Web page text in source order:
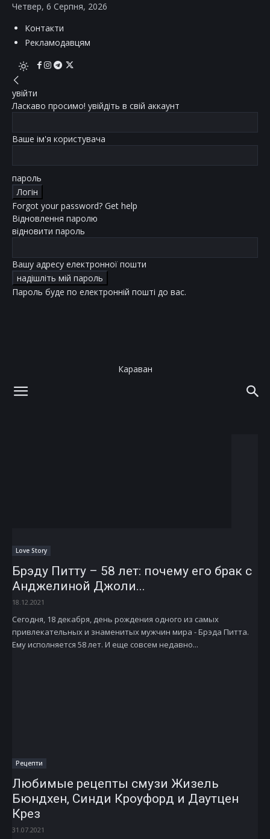
Четвер, 6 Серпня, 2026
Контакти
Рекламодавцям
увійти
Ласкаво просимо! увійдіть в свій аккаунт
Ваше ім'я користувача
пароль
Forgot your password? Get help
Відновлення паролю
відновити пароль
Вашу адресу електронної пошти
Пароль буде по електронній пошті до вас.
Караван
Love Story
Брэду Питту – 58 лет: почему его брак с
Анджелиной Джоли...
18.12.2021
Сегодня, 18 декабря, день рождения одного из самых
привлекательных и знаменитых мужчин мира - Брэда Питта.
Ему исполняется 58 лет. И еще совсем недавно...
Рецепти
Любимые рецепты смузи Жизель
Бюндхен, Синди Кроуфорд и Даутцен
Крез
31.07.2021